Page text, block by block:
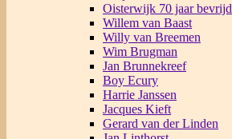
Oisterwijk 70 jaar bevrijd
Willem van Baast
Willy van Breemen
Wim Brugman
Jan Brunnekreef
Boy Ecury
Harrie Janssen
Jacques Kieft
Gerard van der Linden